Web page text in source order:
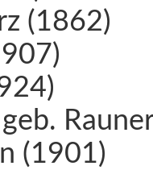
(1862)
(1901)